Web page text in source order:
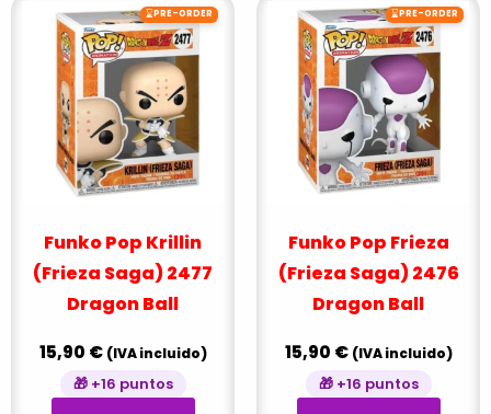
⌛PRE-ORDER
Funko Pop Krillin
(Frieza Saga) 2477
Dragon Ball
15,90 € (IVA incluido)
🎁 +16 puntos
⌛PRE-ORDER
Funko Pop Frieza
(Frieza Saga) 2476
Dragon Ball
15,90 € (IVA incluido)
🎁 +16 puntos